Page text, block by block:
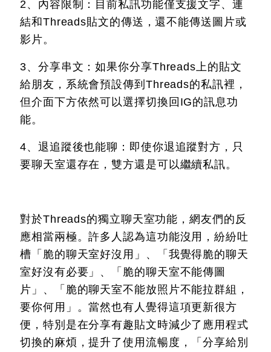
2、內容限制：目前私訊功能僅支援文字、連
結和Threads貼文的傳送，還不能傳送圖片或
影片。
3、分享串文：如果你分享Threads上的貼文
給朋友，系統會預設傳到Threads的私訊裡，
但介面下方依然可以選擇切換回IG的訊息功
能。
4、退追蹤後也能聊：即使你退追蹤對方，只
要聊天室還存在，雙方還是可以繼續私訊。
對於Threads的獨立聊天室功能，網友們的反
應相當兩極。許多人認為這功能沒用，紛紛吐
槽「脆的聊天室好沒用」、「我覺得脆的聊天
室好沒有必要」、「脆的聊天室不能傳圖
片」、「脆的聊天室不能放照片不能拉群組，
要你何用」。當然也有人覺得這項更新很方
便，特別是在分享有趣貼文時減少了應用程式
切換的麻煩，提升了使用流暢度，「分享給別